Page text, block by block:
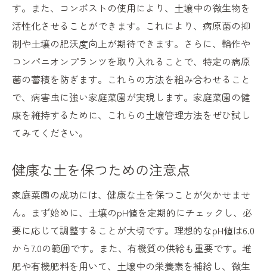
す。また、コンポストの使用により、土壌中の微生物を
活性化させることができます。これにより、病原菌の抑
制や土壌の肥沃度向上が期待できます。さらに、輪作や
コンパニオンプランツを取り入れることで、特定の病原
菌の蓄積を防ぎます。これらの方法を組み合わせること
で、病害虫に強い家庭菜園が実現します。家庭菜園の健
康を維持するために、これらの土壌管理方法をぜひ試し
てみてください。
健康な土を保つための注意点
家庭菜園の成功には、健康な土を保つことが欠かせませ
ん。まず始めに、土壌のpH値を定期的にチェックし、必
要に応じて調整することが大切です。理想的なpH値は6.0
から7.0の範囲です。また、有機質の供給も重要です。堆
肥や有機肥料を用いて、土壌中の栄養素を補給し、微生